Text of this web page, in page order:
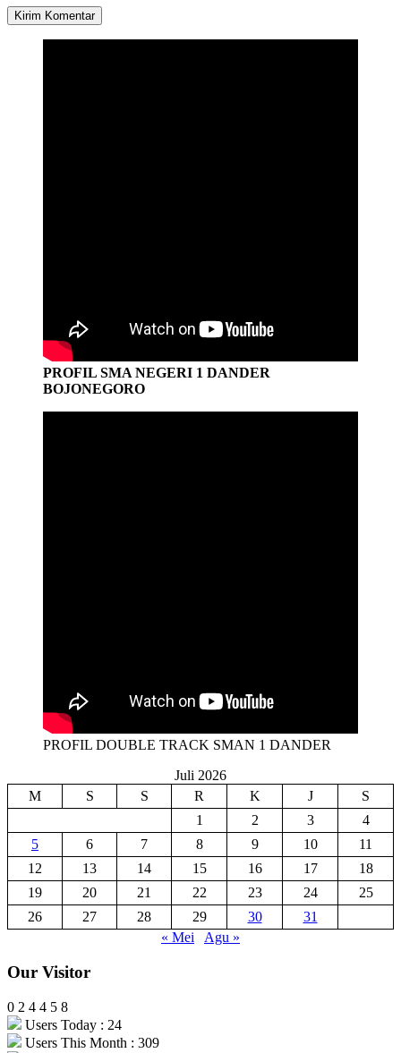
PROFIL SMA NEGERI 1 DANDER
BOJONEGORO
PROFIL DOUBLE TRACK SMAN 1 DANDER
Juli 2026
M
S S R K J
S
1
2 3
4
5
6 7 8 9 10
11
12
13 14 15 16 17
18
19
20 21 22 23 24
25
26
27 28 29 30
31
« Mei
Agu »
Our Visitor
0 2 4 4 5 8
Users Today : 24
Users This Month : 309